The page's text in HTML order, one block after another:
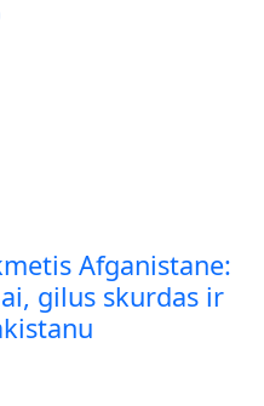
Afganistane:
gilus skurdas ir